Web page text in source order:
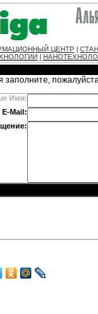
ЦЕНТР
заполните,
Имя:
Mail: